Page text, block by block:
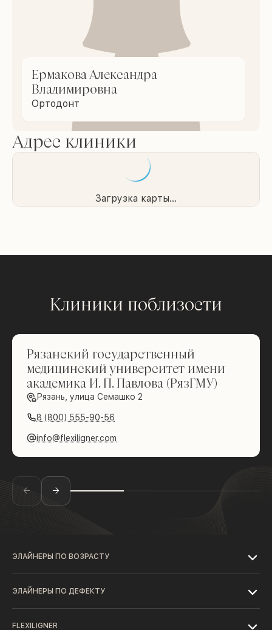
Ермакова Александра
Владимировна
Ортодонт
Адрес клиники
Загрузка карты...
Клиники поблизости
Рязанский государственный
медицинский университет имени
академика И. П. Павлова (РязГМУ)
Рязань, улица Семашко 2
8 (800) 555-90-56
info@flexiligner.com
ЭЛАЙНЕРЫ ПО ВОЗРАСТУ
ЭЛАЙНЕРЫ ПО ДЕФЕКТУ
FLEXILIGNER